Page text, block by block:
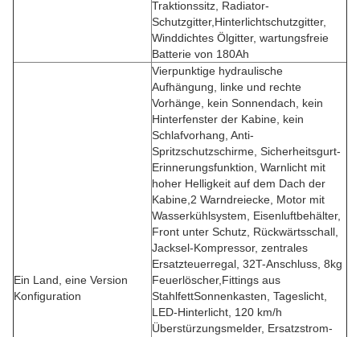
Traktionssitz, Radiator-
Schutzgitter,Hinterlichtschutzgitter,
Winddichtes Ölgitter, wartungsfreie
Batterie von 180Ah
Ein Land, eine Version
Konfiguration
Vierpunktige hydraulische
Aufhängung, linke und rechte
Vorhänge, kein Sonnendach, kein
Hinterfenster der Kabine, kein
Schlafvorhang, Anti-
Spritzschutzschirme, Sicherheitsgurt-
Erinnerungsfunktion, Warnlicht mit
hoher Helligkeit auf dem Dach der
Kabine,2 Warndreiecke, Motor mit
Wasserkühlsystem, Eisenluftbehälter,
Front unter Schutz, Rückwärtsschall,
Jacksel-Kompressor, zentrales
Ersatzteuerregal, 32T-Anschluss, 8kg
Feuerlöscher,Fittings aus
StahlfettSonnenkasten, Tageslicht,
LED-Hinterlicht, 120 km/h
Überstürzungsmelder, Ersatzstrom-